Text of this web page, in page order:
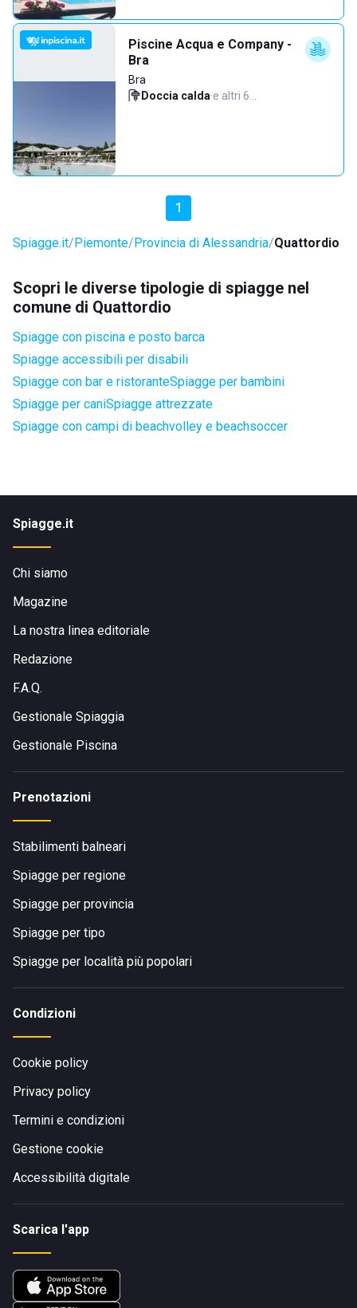
Piscine Acqua e Company -
Bra
Bra
Doccia calda·e altri 6…
1
Spiagge.it Piemonte Provincia di Alessandria Quattordio
Scopri le diverse tipologie di spiagge nel
comune di Quattordio
Spiagge con piscina e posto barca
Spiagge accessibili per disabili
Spiagge con bar e ristoranteSpiagge per bambini
Spiagge per caniSpiagge attrezzate
Spiagge con campi di beachvolley e beachsoccer
Spiagge.it
Chi siamo
Magazine
La nostra linea editoriale
Redazione
F.A.Q.
Gestionale Spiaggia
Gestionale Piscina
Prenotazioni
Stabilimenti balneari
Spiagge per regione
Spiagge per provincia
Spiagge per tipo
Spiagge per località più popolari
Condizioni
Cookie policy
Privacy policy
Termini e condizioni
Gestione cookie
Accessibilità digitale
Scarica l'app